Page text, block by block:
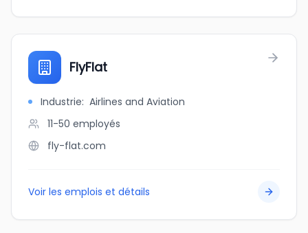
FlyFlat
Industrie: Airlines and Aviation
11-50 employés
fly-flat.com
Voir les emplois et détails